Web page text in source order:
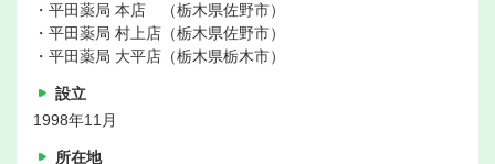
・平田薬局 本店 （栃木県佐野市）
・平田薬局 村上店（栃木県佐野市）
・平田薬局 大平店（栃木県栃木市）
設立
1998年11月
所在地